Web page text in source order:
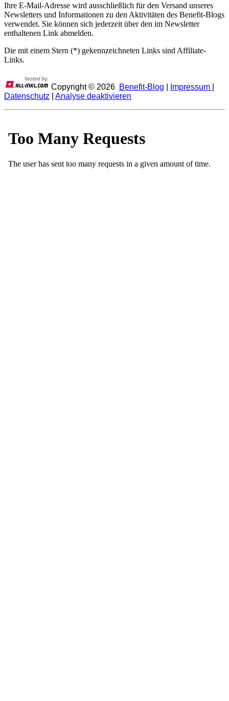
Ihre E-Mail-Adresse wird ausschließlich für den Versand unseres
Newsletters und Informationen zu den Aktivitäten des Benefit-Blogs
verwendet. Sie können sich jederzeit über den im Newsletter
enthaltenen Link abmelden.
Die mit einem Stern (*) gekennzeichneten Links sind Affiliate-
Links.
Copyright © 2026 Benefit-Blog Impressum
Datenschutz
Analyse deaktivieren